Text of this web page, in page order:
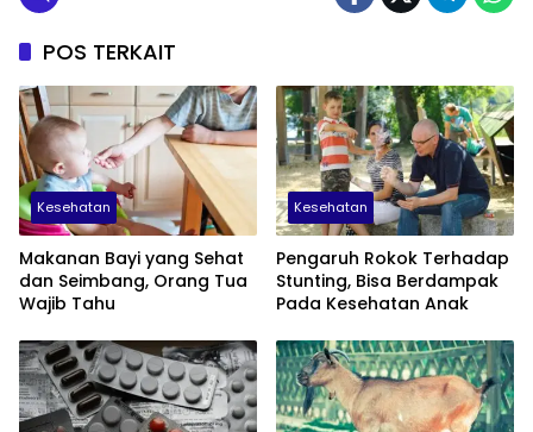
POS TERKAIT
Kesehatan
Makanan Bayi yang Sehat
dan Seimbang, Orang Tua
Wajib Tahu
Kesehatan
Pengaruh Rokok Terhadap
Stunting, Bisa Berdampak
Pada Kesehatan Anak